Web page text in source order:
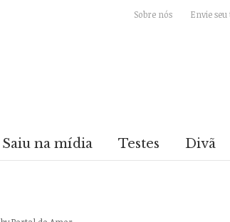
Sobre nós Envie seu
Saiu na mídia Testes Divã